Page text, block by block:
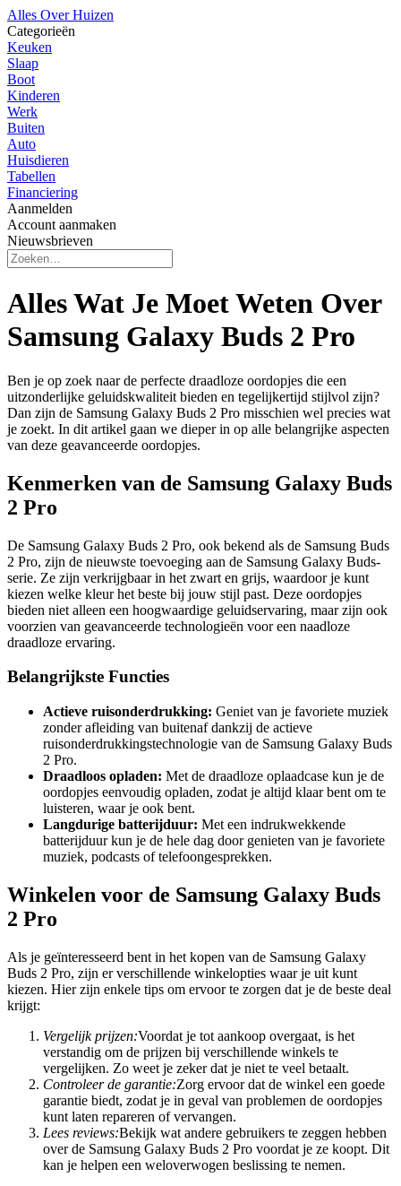
Alles Over Huizen
Categorieën
Keuken
Slaap
Boot
Kinderen
Werk
Buiten
Auto
Huisdieren
Tabellen
Financiering
Aanmelden
Account aanmaken
Nieuwsbrieven
Alles Wat Je Moet Weten Over
Samsung Galaxy Buds 2 Pro
Ben je op zoek naar de perfecte draadloze oordopjes die een
uitzonderlijke geluidskwaliteit bieden en tegelijkertijd stijlvol zijn?
Dan zijn de Samsung Galaxy Buds 2 Pro misschien wel precies wat
je zoekt. In dit artikel gaan we dieper in op alle belangrijke aspecten
van deze geavanceerde oordopjes.
Kenmerken van de Samsung Galaxy Buds
2 Pro
De Samsung Galaxy Buds 2 Pro, ook bekend als de Samsung Buds
2 Pro, zijn de nieuwste toevoeging aan de Samsung Galaxy Buds-
serie. Ze zijn verkrijgbaar in het zwart en grijs, waardoor je kunt
kiezen welke kleur het beste bij jouw stijl past. Deze oordopjes
bieden niet alleen een hoogwaardige geluidservaring, maar zijn ook
voorzien van geavanceerde technologieën voor een naadloze
draadloze ervaring.
Belangrijkste Functies
Actieve ruisonderdrukking: Geniet van je favoriete muziek
zonder afleiding van buitenaf dankzij de actieve
ruisonderdrukkingstechnologie van de Samsung Galaxy Buds
2 Pro.
Draadloos opladen: Met de draadloze oplaadcase kun je de
oordopjes eenvoudig opladen, zodat je altijd klaar bent om te
luisteren, waar je ook bent.
Langdurige batterijduur: Met een indrukwekkende
batterijduur kun je de hele dag door genieten van je favoriete
muziek, podcasts of telefoongesprekken.
Winkelen voor de Samsung Galaxy Buds
2 Pro
Als je geïnteresseerd bent in het kopen van de Samsung Galaxy
Buds 2 Pro, zijn er verschillende winkelopties waar je uit kunt
kiezen. Hier zijn enkele tips om ervoor te zorgen dat je de beste deal
krijgt:
Vergelijk prijzen:Voordat je tot aankoop overgaat, is het
verstandig om de prijzen bij verschillende winkels te
vergelijken. Zo weet je zeker dat je niet te veel betaalt.
Controleer de garantie:Zorg ervoor dat de winkel een goede
garantie biedt, zodat je in geval van problemen de oordopjes
kunt laten repareren of vervangen.
Lees reviews:Bekijk wat andere gebruikers te zeggen hebben
over de Samsung Galaxy Buds 2 Pro voordat je ze koopt. Dit
kan je helpen een weloverwogen beslissing te nemen.